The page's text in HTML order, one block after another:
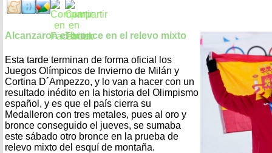
Alcanzaron el bronce en el relevo mixto
Esta tarde terminan de forma oficial los
Juegos Olímpicos de Invierno de Milán y
Cortina D´Ampezzo, y lo van a hacer con un
resultado inédito en la historia del Olimpismo
español, y es que el país cierra su
Medalleron con tres metales, pues al oro y
bronce conseguido el jueves, se sumaba
este sábado otro bronce en la prueba de
relevo mixto del esquí de montaña.